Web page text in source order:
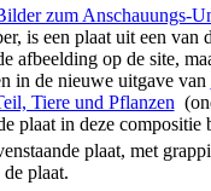
zum Anschauungs-
is een plaat uit een van
afbeelding op de site,
in de nieuwe uitgave van
Tiere und Pflanzen
plaat in deze compositie
plaat, met
plaat.